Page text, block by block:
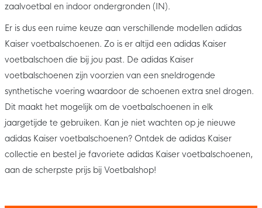
zaalvoetbal en indoor ondergronden (IN).
Er is dus een ruime keuze aan verschillende modellen adidas
Kaiser voetbalschoenen. Zo is er altijd een adidas Kaiser
voetbalschoen die bij jou past. De adidas Kaiser
voetbalschoenen zijn voorzien van een sneldrogende
synthetische voering waardoor de schoenen extra snel drogen.
Dit maakt het mogelijk om de voetbalschoenen in elk
jaargetijde te gebruiken. Kan je niet wachten op je nieuwe
adidas Kaiser voetbalschoenen? Ontdek de adidas Kaiser
collectie en bestel je favoriete adidas Kaiser voetbalschoenen,
aan de scherpste prijs bij Voetbalshop!